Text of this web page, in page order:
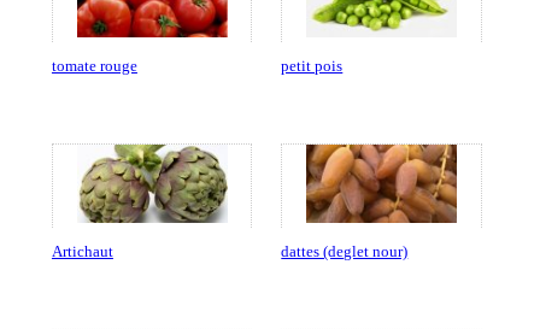
tomate rouge petit pois
Artichaut dattes (deglet nour)